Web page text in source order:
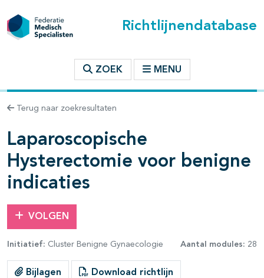
Richtlijnendatabase
ZOEK MENU
Terug naar zoekresultaten
Laparoscopische
Hysterectomie voor benigne
indicaties
VOLGEN
Initiatief: Cluster Benigne Gynaecologie Aantal modules: 28
Bijlagen Download richtlijn
openklappen